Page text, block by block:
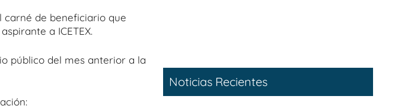
carné de beneficiario que
a ICETEX.
público del mes anterior a la
Noticias Recientes